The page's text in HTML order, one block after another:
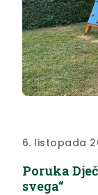
6. listopada
Poruka
svega“